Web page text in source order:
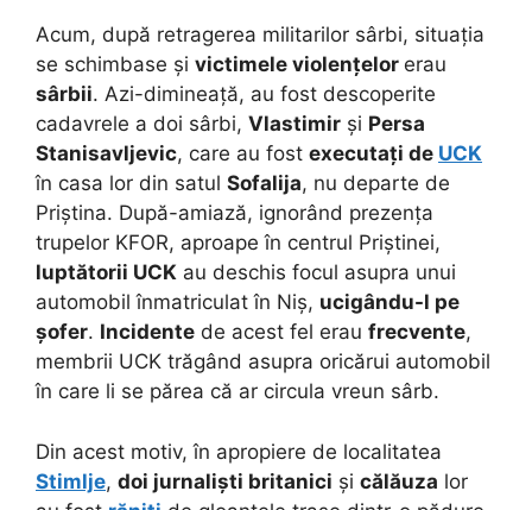
Acum, după retragerea militarilor sârbi, situația
se schimbase și victimele violențelor erau
sârbii. Azi-dimineață, au fost descoperite
cadavrele a doi sârbi, Vlastimir și Persa
Stanisavljevic, care au fost executați de UCK
în casa lor din satul Sofalija, nu departe de
Priștina. După-amiază, ignorând prezența
trupelor KFOR, aproape în centrul Priștinei,
luptătorii UCK au deschis focul asupra unui
automobil înmatriculat în Niș, ucigându-l pe
șofer. Incidente de acest fel erau frecvente,
membrii UCK trăgând asupra oricărui automobil
în care li se părea că ar circula vreun sârb.
Din acest motiv, în apropiere de localitatea
Stimlje, doi jurnaliști britanici și călăuza lor